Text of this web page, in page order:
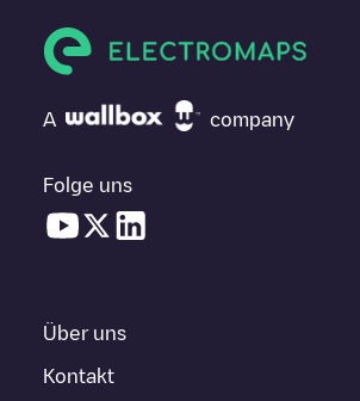
A company
Folge uns
Über uns
Kontakt